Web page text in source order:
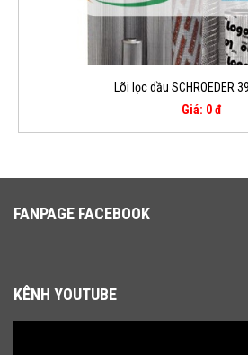
Lõi lọc dầu SCHROEDER
Giá: 0 đ
FANPAGE FACEBOOK
KÊNH YOUTUBE